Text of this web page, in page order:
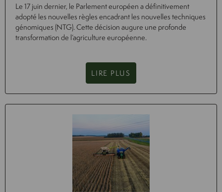
Le 17 juin dernier, le Parlement européen a définitivement
adopté les nouvelles règles encadrant les nouvelles techniques
génomiques (NTG). Cette décision augure une profonde
transformation de l’agriculture européenne.
LIRE PLUS